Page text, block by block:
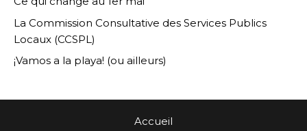
La Commission Consultative des Services Publics
Locaux (CCSPL)
¡Vamos a la playa! (ou ailleurs)
Accueil